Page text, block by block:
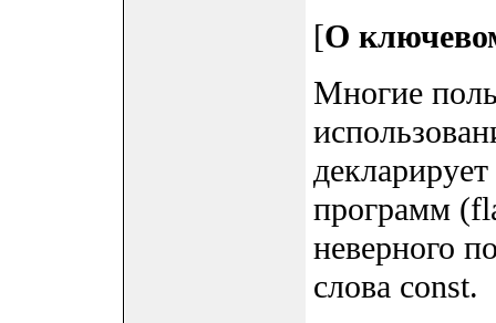
[О
Многие
программ
неверного
слова const.